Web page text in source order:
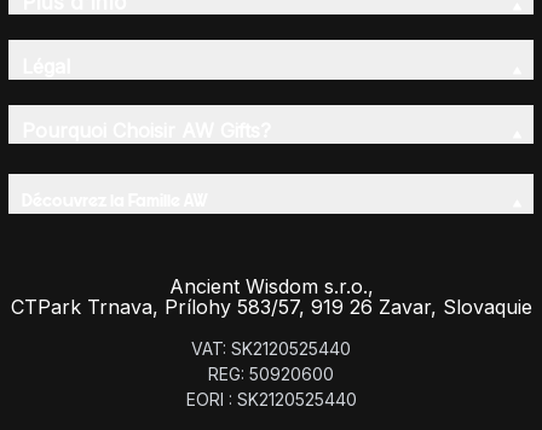
Ancient Wisdom s.r.o.,
CTPark Trnava, Prílohy 583/57, 919 26 Zavar, Slovaquie
VAT: SK2120525440
REG: 50920600
EORI : SK2120525440